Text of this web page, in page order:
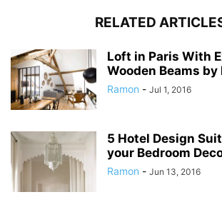
RELATED
Loft in Paris With
Wooden Beams by
Ramon - Jul 1, 2016
5 Hotel Design
your Bedroom
Ramon - Jun 13, 2016